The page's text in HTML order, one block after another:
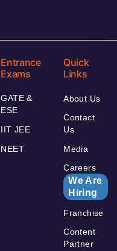
Entrance
Exams
GATE &
ESE
IIT JEE
NEET
Quick
Links
About Us
Contact
Us
Media
Careers
We Are
Hiring
Franchise
Content
Partner